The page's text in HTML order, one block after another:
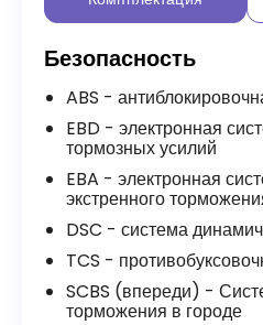
Безопасность
ABS -
EBD - электронная
тормозных усилий
EBA - электронная
экстренного
DSC - система
TCS -
SCBS (впереди) -
торможения в городе